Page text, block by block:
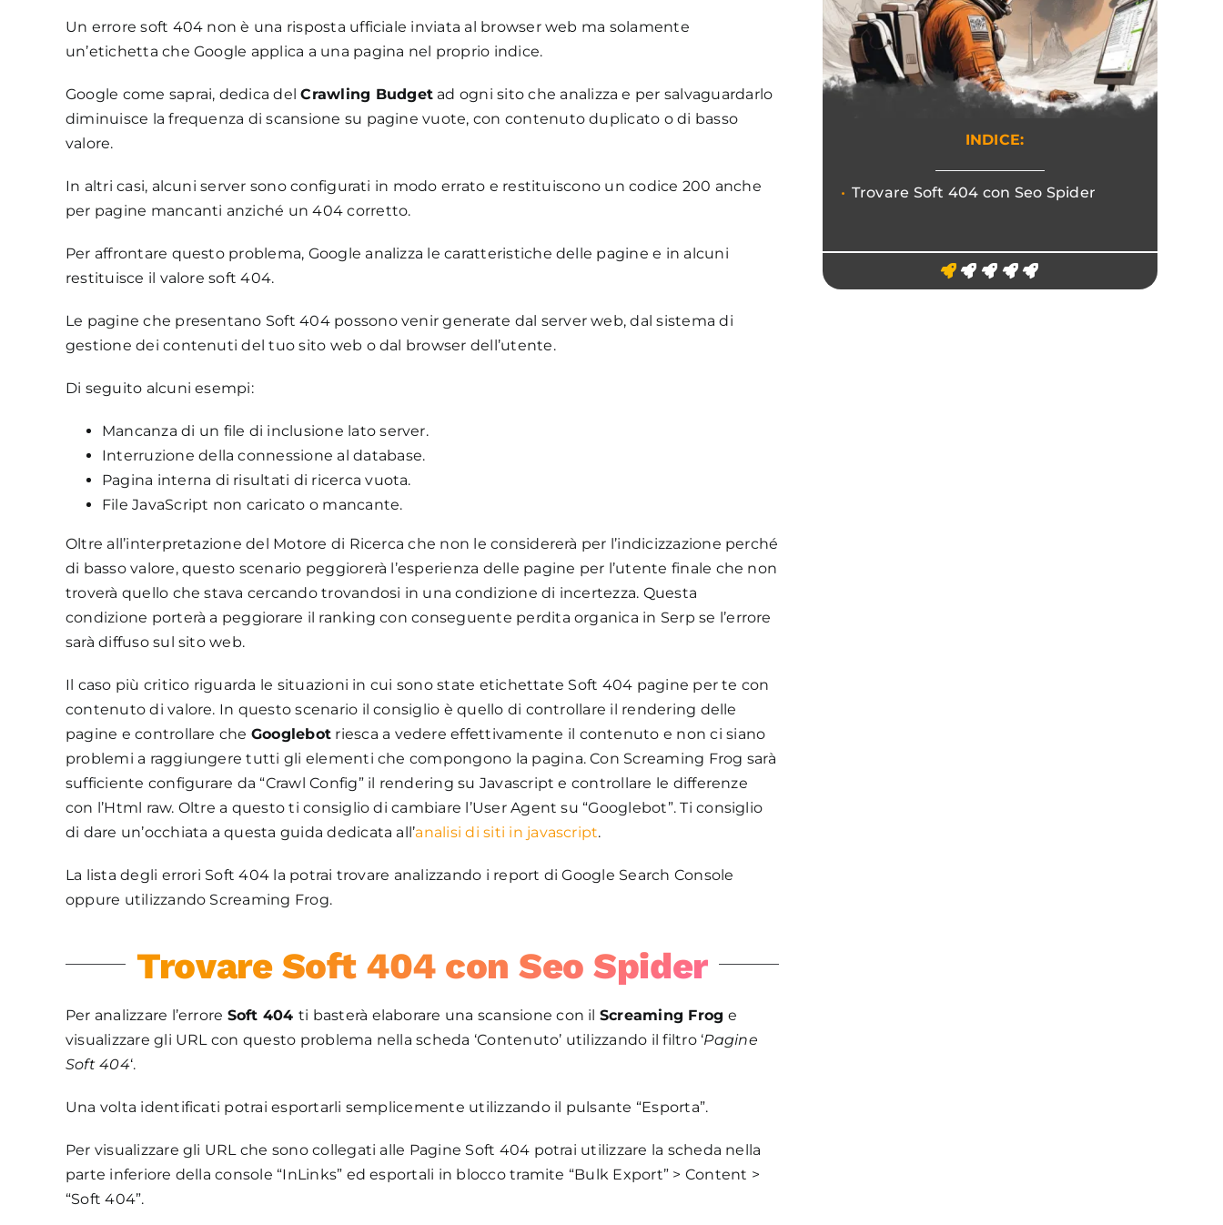
Un errore soft 404 non è una risposta ufficiale inviata al browser web ma solamente
un’etichetta che Google applica a una pagina nel proprio indice.
Google come saprai, dedica delCrawling Budget ad ogni sito che analizza e per salvaguardarlo
diminuisce la frequenza di scansione su pagine vuote, con contenuto duplicato o di basso
valore.
In altri casi, alcuni server sono configurati in modo errato e restituiscono un codice 200 anche
per pagine mancanti anziché un 404 corretto.
Per affrontare questo problema, Google analizza le caratteristiche delle pagine e in alcuni
restituisce il valore soft 404.
Le pagine che presentano Soft 404 possono venir generate dal server web, dal sistema di
gestione dei contenuti del tuo sito web o dal browser dell’utente.
Di seguito alcuni esempi:
Mancanza di un file di inclusione lato server.
Interruzione della connessione al database.
Pagina interna di risultati di ricerca vuota.
File JavaScript non caricato o mancante.
Oltre all’interpretazione del Motore di Ricerca che non le considererà per l’indicizzazione perché
di basso valore, questo scenario peggiorerà l’esperienza delle pagine per l’utente finale che non
troverà quello che stava cercando trovandosi in una condizione di incertezza. Questa
condizione porterà a peggiorare il ranking con conseguente perdita organica in Serp se l’errore
sarà diffuso sul sito web.
Il caso più critico riguarda le situazioni in cui sono state etichettate Soft 404 pagine per te con
contenuto di valore. In questo scenario il consiglio è quello di controllare il rendering delle
pagine e controllare che Googlebot riesca a vedere effettivamente il contenuto e non ci siano
problemi a raggiungere tutti gli elementi che compongono la pagina. Con Screaming Frog sarà
sufficiente configurare da “Crawl Config” il rendering su Javascript e controllare le differenze
con l’Html raw. Oltre a questo ti consiglio di cambiare l’User Agent su “Googlebot”. Ti consiglio
di dare un’occhiata a questa guida dedicata all’analisi di siti in javascript.
La lista degli errori Soft 404 la potrai trovare analizzando i report di Google Search Console
oppure utilizzando Screaming Frog.
Trovare Soft 404 con Seo Spider
Per analizzare l’errore Soft 404 ti basterà elaborare una scansione con il Screaming Frog e
visualizzare gli URL con questo problema nella scheda ‘Contenuto’ utilizzando il filtro ‘Pagine
Soft 404‘.
Una volta identificati potrai esportarli semplicemente utilizzando il pulsante “Esporta”.
Per visualizzare gli URL che sono collegati alle Pagine Soft 404 potrai utilizzare la scheda nella
parte inferiore della console “InLinks” ed esportali in blocco tramite “Bulk Export” > Content >
“Soft 404”.
INDICE:
Trovare Soft 404 con Seo Spider